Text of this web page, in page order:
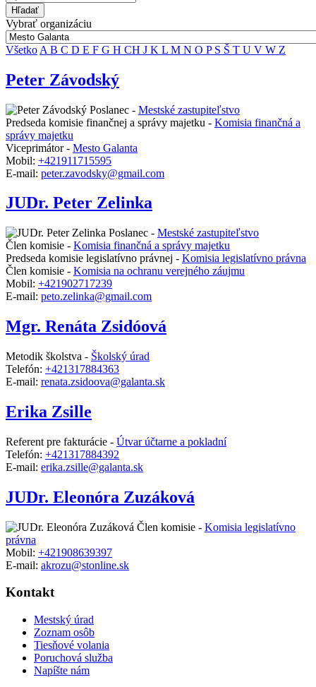
Hľadať
Vybrať organizáciu
Všetko A B C D E F G H CH J K L M N O P S Š T U V W Z
Peter Závodský
Poslanec - Mestské zastupiteľstvo
Predseda komisie finančnej a správy majetku - Komisia finančná a
správy majetku
Viceprimátor - Mesto Galanta
Mobil: +421911715595
E-mail: peter.zavodsky@gmail.com
JUDr. Peter Zelinka
Poslanec - Mestské zastupiteľstvo
Člen komisie - Komisia finančná a správy majetku
Predseda komisie legislatívno právnej - Komisia legislatívno právna
Člen komisie - Komisia na ochranu verejného záujmu
Mobil: +421902717239
E-mail: peto.zelinka@gmail.com
Mgr. Renáta Zsidóová
Metodik školstva - Školský úrad
Telefón: +421317884363
E-mail: renata.zsidoova@galanta.sk
Erika Zsille
Referent pre fakturácie - Útvar účtarne a pokladní
Telefón: +421317884392
E-mail: erika.zsille@galanta.sk
JUDr. Eleonóra Zuzáková
Člen komisie - Komisia legislatívno
právna
Mobil: +421908639397
E-mail: akrozu@stonline.sk
Kontakt
Mestský úrad
Zoznam osôb
Tiesňové volania
Poruchová služba
Napíšte nám